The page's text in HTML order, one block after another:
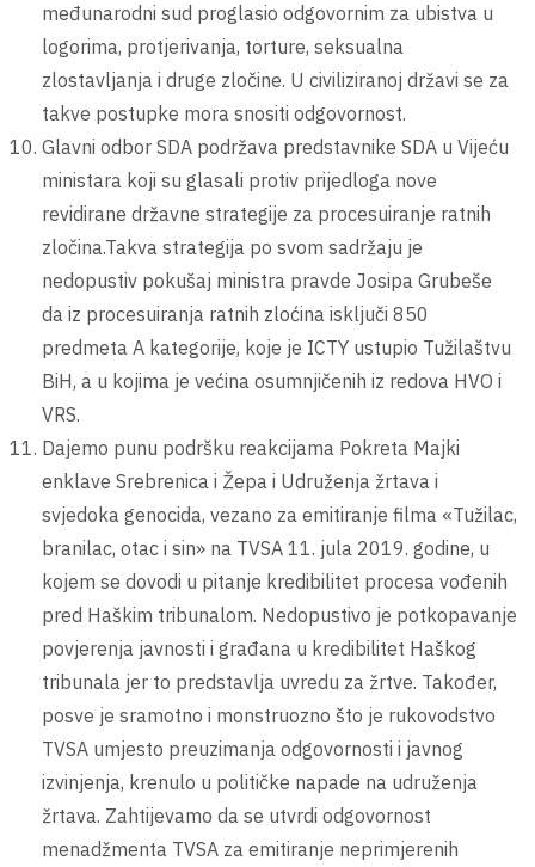
međunarodni sud proglasio odgovornim za ubistva u
logorima, protjerivanja, torture, seksualna
zlostavljanja i druge zločine. U civiliziranoj državi se za
takve postupke mora snositi odgovornost.
Glavni odbor SDA podržava predstavnike SDA u Vijeću
ministara koji su glasali protiv prijedloga nove
revidirane državne strategije za procesuiranje ratnih
zločina.Takva strategija po svom sadržaju je
nedopustiv pokušaj ministra pravde Josipa Grubeše
da iz procesuiranja ratnih zloćina isključi 850
predmeta A kategorije, koje je ICTY ustupio Tužilaštvu
BiH, a u kojima je većina osumnjičenih iz redova HVO i
VRS.
Dajemo punu podršku reakcijama Pokreta Majki
enklave Srebrenica i Žepa i Udruženja žrtava i
svjedoka genocida, vezano za emitiranje filma «Tužilac,
branilac, otac i sin» na TVSA 11. jula 2019. godine, u
kojem se dovodi u pitanje kredibilitet procesa vođenih
pred Haškim tribunalom. Nedopustivo je potkopavanje
povjerenja javnosti i građana u kredibilitet Haškog
tribunala jer to predstavlja uvredu za žrtve. Također,
posve je sramotno i monstruozno što je rukovodstvo
TVSA umjesto preuzimanja odgovornosti i javnog
izvinjenja, krenulo u političke napade na udruženja
žrtava. Zahtijevamo da se utvrdi odgovornost
menadžmenta TVSA za emitiranje neprimjerenih